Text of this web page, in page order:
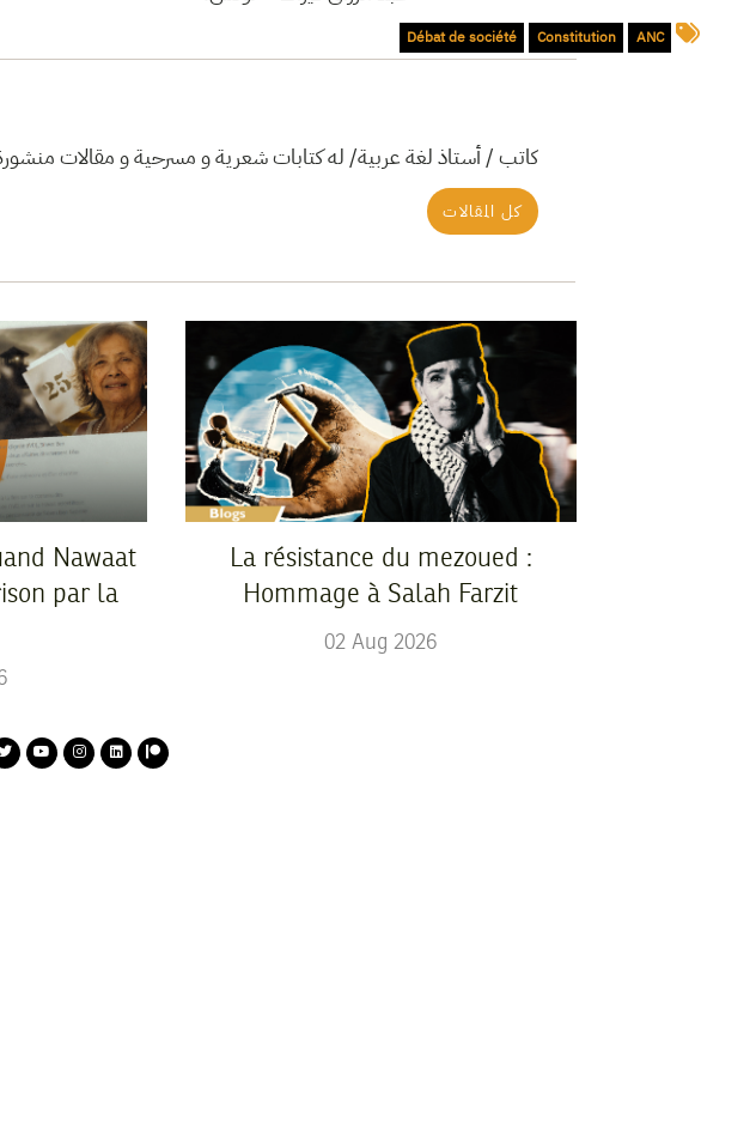
ANC
Constitution
Débat de société
كاتب / أستاذ لغة عربية/ له كتابات شعرية و مسرحية و مقالات
كل المقالات
Nawaat
par la
La résistance du mezoued :
Hommage à Salah Farzit
02 Aug 2026